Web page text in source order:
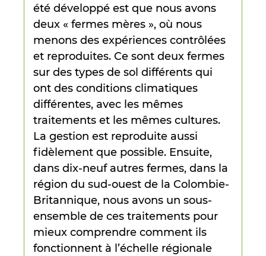
été développé est que nous avons
deux « fermes mères », où nous
menons des expériences contrôlées
et reproduites. Ce sont deux fermes
sur des types de sol différents qui
ont des conditions climatiques
différentes, avec les mêmes
traitements et les mêmes cultures.
La gestion est reproduite aussi
fidèlement que possible. Ensuite,
dans dix-neuf autres fermes, dans la
région du sud-ouest de la Colombie-
Britannique, nous avons un sous-
ensemble de ces traitements pour
mieux comprendre comment ils
fonctionnent à l’échelle régionale